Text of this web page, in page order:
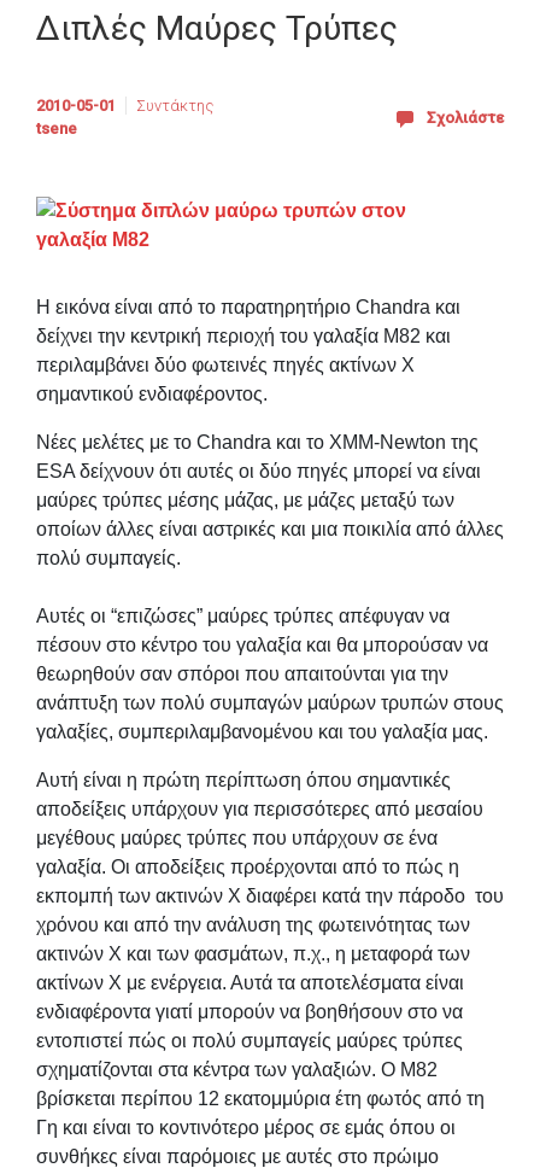
Διπλές Μαύρες Τρύπες
2010-05-01
Συντάκτης
tsene
Σχολιάστε
Η εικόνα είναι από το παρατηρητήριο Chandra και
δείχνει την κεντρική περιοχή του γαλαξία M82 και
περιλαμβάνει δύο φωτεινές πηγές ακτίνων Χ
σημαντικού ενδιαφέροντος.
Νέες μελέτες με το Chandra και το XMM-Newton της
ESA δείχνουν ότι αυτές οι δύο πηγές μπορεί να είναι
μαύρες τρύπες μέσης μάζας, με μάζες μεταξύ των
οποίων άλλες είναι αστρικές και μια ποικιλία από άλλες
πολύ συμπαγείς.
Αυτές οι “επιζώσες” μαύρες τρύπες απέφυγαν να
πέσουν στο κέντρο του γαλαξία και θα μπορούσαν να
θεωρηθούν σαν σπόροι που απαιτούνται για την
ανάπτυξη των πολύ συμπαγών μαύρων τρυπών στους
γαλαξίες, συμπεριλαμβανομένου και του γαλαξία μας.
Αυτή είναι η πρώτη περίπτωση όπου σημαντικές
αποδείξεις υπάρχουν για περισσότερες από μεσαίου
μεγέθους μαύρες τρύπες που υπάρχουν σε ένα
γαλαξία. Οι αποδείξεις προέρχονται από το πώς η
εκπομπή των ακτινών Χ διαφέρει κατά την πάροδο του
χρόνου και από την ανάλυση της φωτεινότητας των
ακτινών Χ και των φασμάτων, π.χ., η μεταφορά των
ακτίνων Χ με ενέργεια. Αυτά τα αποτελέσματα είναι
ενδιαφέροντα γιατί μπορούν να βοηθήσουν στο να
εντοπιστεί πώς οι πολύ συμπαγείς μαύρες τρύπες
σχηματίζονται στα κέντρα των γαλαξιών. Ο Μ82
βρίσκεται περίπου 12 εκατομμύρια έτη φωτός από τη
Γη και είναι το κοντινότερο μέρος σε εμάς όπου οι
συνθήκες είναι παρόμοιες με αυτές στο πρώιμο